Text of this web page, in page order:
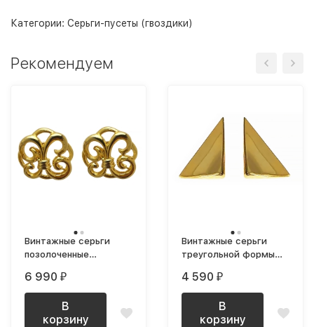
Категории: Серьги-пусеты (гвоздики)
Рекомендуем
Винтажные серьги
позолоченные
6 990 ₽
В
корзину
Винтажные серьги
треугольной формы
4 590 ₽
В
корзину